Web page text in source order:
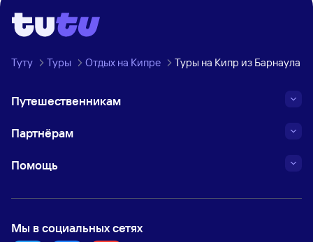
Туту Туры Отдых на Кипре Туры на Кипр из Барнаула
Путешественникам
Партнёрам
Помощь
Мы в социальных сетях